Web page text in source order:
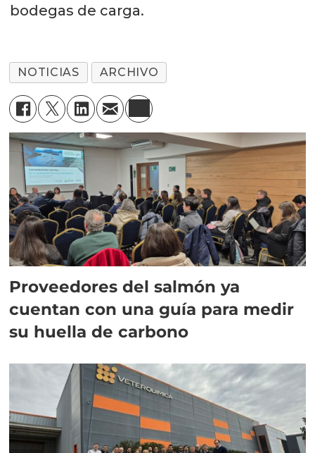
bodegas de carga.
NOTICIAS ARCHIVO
Proveedores del salmón ya
cuentan con una guía para medir
su huella de carbono